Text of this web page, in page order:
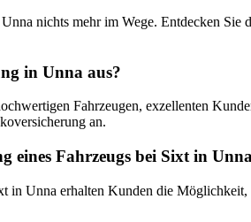
nichts mehr im Wege. Entdecken
in Unna aus?
Fahrzeugen, exzellenten
an.
eines Fahrzeugs bei Sixt in
in Unna erhalten Kunden die